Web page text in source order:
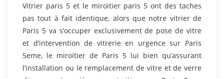
Vitrier paris 5 et le miroitier paris 5 ont des taches
pas tout à fait identique, alors que notre vitrier de
Paris 5 va s’occuper exclusivement de pose de vitre
et d’intervention de vitrerie en urgence sur Paris
5eme, le miroitier de Paris 5 lui bien qu’assurant
l’installation ou le remplacement de vitre et de verre